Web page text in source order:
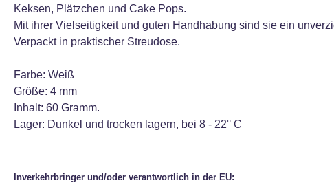
Keksen, Plätzchen und Cake Pops.
Mit ihrer Vielseitigkeit und guten Handhabung sind sie ein
Verpackt in praktischer Streudose.
Farbe: Weiß
Größe: 4 mm
Inhalt: 60 Gramm.
Lager: Dunkel und trocken lagern, bei 8 - 22° C
Inverkehrbringer und/oder verantwortlich in der EU: